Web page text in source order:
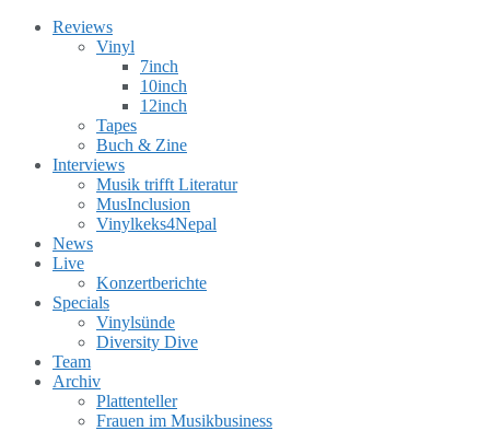
Reviews
Vinyl
7inch
10inch
12inch
Tapes
Buch & Zine
Interviews
Musik trifft Literatur
MusInclusion
Vinylkeks4Nepal
News
Live
Konzertberichte
Specials
Vinylsünde
Diversity Dive
Team
Archiv
Plattenteller
Frauen im Musikbusiness